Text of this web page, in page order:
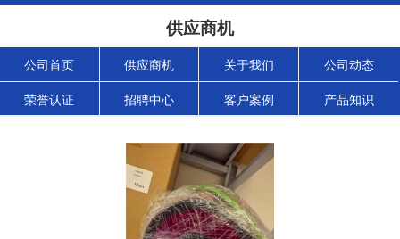
供应商机
公司首页 供应商机 关于我们 公司动态
荣誉认证 招聘中心 客户案例 产品知识